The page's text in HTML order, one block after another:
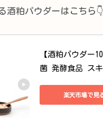
酒粕パウダーはこちら👇
【酒粕パウダー
菌 発酵食品 スキ
楽天市場で見